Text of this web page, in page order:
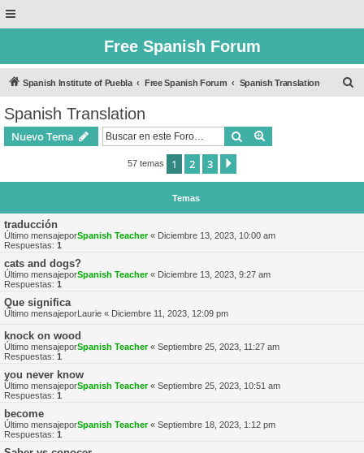
Free Spanish Forum
Spanish Institute of Puebla Free Spanish Forum Spanish Translation
Spanish Translation
Nuevo Tema Buscar
57 temas 1 2 3
Temas
traducción
Último mensajeporSpanish Teacher« Diciembre 13, 2023, 10:00 am
Respuestas: 1
cats and dogs?
Último mensajeporSpanish Teacher« Diciembre 13, 2023, 9:27 am
Respuestas: 1
Que significa
Último mensajeporLaurie « Diciembre 11, 2023, 12:09 pm
knock on wood
Último mensajeporSpanish Teacher« Septiembre 25, 2023, 11:27 am
Respuestas: 1
you never know
Último mensajeporSpanish Teacher« Septiembre 25, 2023, 10:51 am
Respuestas: 1
become
Último mensajeporSpanish Teacher« Septiembre 18, 2023, 1:12 pm
Respuestas: 1